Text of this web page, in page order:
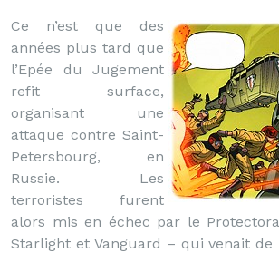
Ce n’est que des
années plus tard que
l’Epée du Jugement
refit surface,
organisant une
attaque contre Saint-
Petersbourg, en
Russie. Les
terroristes furent
alors mis en échec par le
Starlight et Vanguard – qui venait